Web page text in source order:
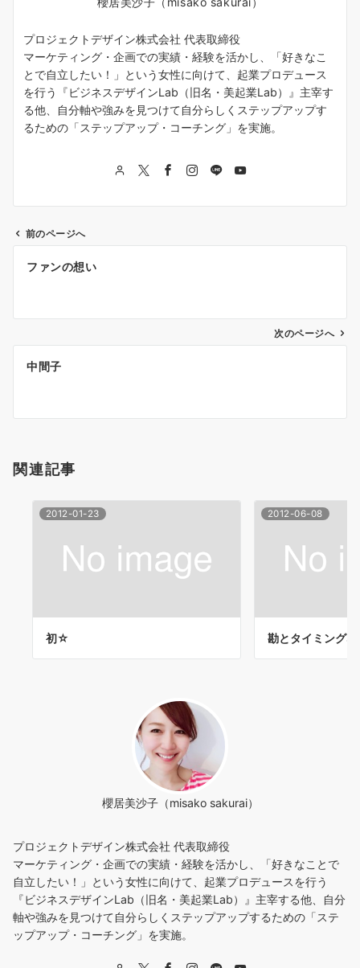
プロジェクトデザイン株式会社 代表取締役
マーケティング・企画での実績・経験を活かし、「好きなこ
とで自立したい！」という女性に向けて、起業プロデュース
を行う『ビジネスデザインLab（旧名・美起業Lab）』主宰す
る他、自分軸や強みを見つけて自分らしくステップアップす
るための「ステップアップ・コーチング」を実施。
投
ゲ
シ
ン
前のページへ
ファンの想い
次のページへ
中間子
関連記事
2012-01-23
初☆
2012-06-08
勘とタイミング
櫻居美沙子（misako sakurai）
プロジェクトデザイン株式会社 代表取締役
マーケティング・企画での実績・経験を活かし、「好きなことで
自立したい！」という女性に向けて、起業プロデュースを行う
『ビジネスデザインLab（旧名・美起業Lab）』主宰する他、自分
軸や強みを見つけて自分らしくステップアップするための「ステ
ップアップ・コーチング」を実施。